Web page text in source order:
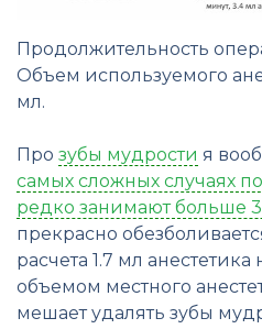
Продолжительность
Объем используемого
мл.
Про зубы мудрости я
самых сложных случаях
редко занимают больше
прекрасно
расчета 1.7 мл анестетика
объемом местного
мешает удалять зубы